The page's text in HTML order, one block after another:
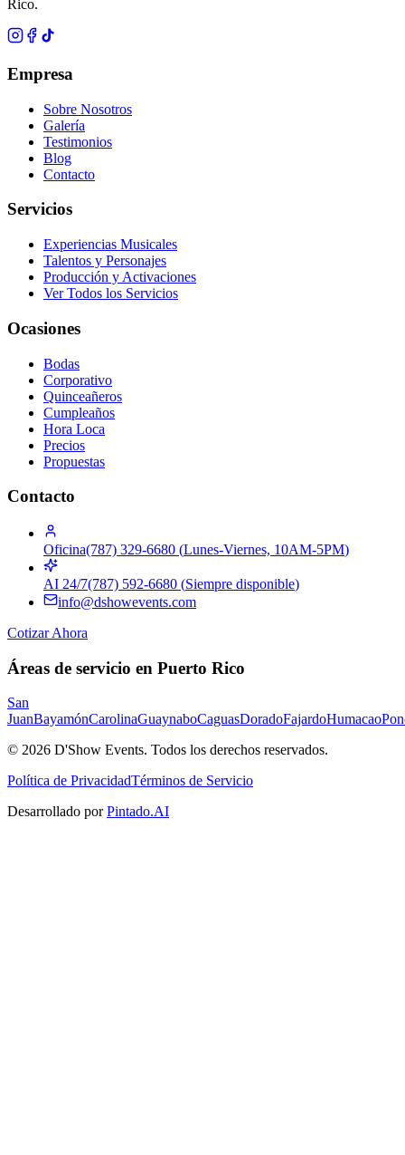
Rico.
Empresa
Sobre Nosotros
Galería
Testimonios
Blog
Contacto
Servicios
Experiencias Musicales
Talentos y Personajes
Producción y Activaciones
Ver Todos los Servicios
Ocasiones
Bodas
Corporativo
Quinceañeros
Cumpleaños
Hora Loca
Precios
Propuestas
Contacto
Oficina(787) 329-6680 (Lunes-Viernes, 10AM-5PM)
AI 24/7(787) 592-6680 (Siempre disponible)
info@dshowevents.com
Cotizar Ahora
Áreas de servicio en Puerto Rico
San
JuanBayamónCarolinaGuaynaboCaguasDoradoFajardoHumacao
© 2026 D'Show Events. Todos los derechos reservados.
Política de PrivacidadTérminos de Servicio
Desarrollado por Pintado.AI